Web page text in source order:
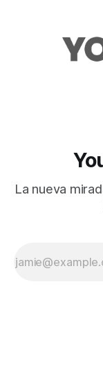
La nueva